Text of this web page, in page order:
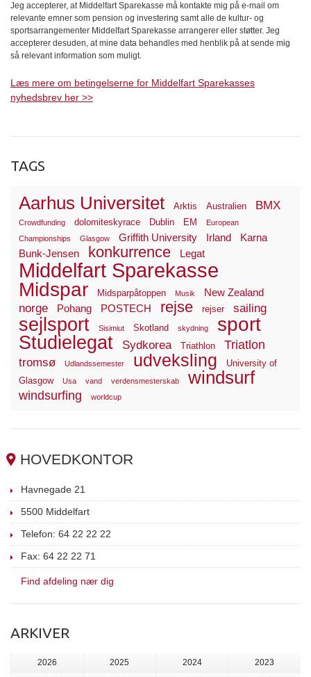
Jeg accepterer, at Middelfart Sparekasse må kontakte mig på e-mail om
relevante emner som pension og investering samt alle de kultur- og
sportsarrangementer Middelfart Sparekasse arrangerer eller støtter. Jeg
accepterer desuden, at mine data behandles med henblik på at sende mig
så relevant information som muligt.
Læs mere om betingelserne for Middelfart Sparekasses
nyhedsbrev her >>
TAGS
Aarhus Universitet Arktis Australien BMX
Crowdfunding dolomiteskyrace Dublin EM
European
Championships
Glasgow Griffith University Irland
Karna
Bunk-Jensen
konkurrence Legat
Middelfart Sparekasse
Midspar Midsparpåtoppen Musik New Zealand
norge Pohang POSTECH rejse rejser sailing
sejlsport Sisimiut Skotland skydning sport
Studielegat Sydkorea Triathlon Triatlon
tromsø Udlandssemester udveksling
University of
Glasgow
Usa vand verdensmesterskab windsurf
windsurfing worldcup
HOVEDKONTOR
Havnegade 21
5500 Middelfart
Telefon: 64 22 22 22
Fax: 64 22 22 71
Find afdeling nær dig
ARKIVER
2026 2025 2024 2023